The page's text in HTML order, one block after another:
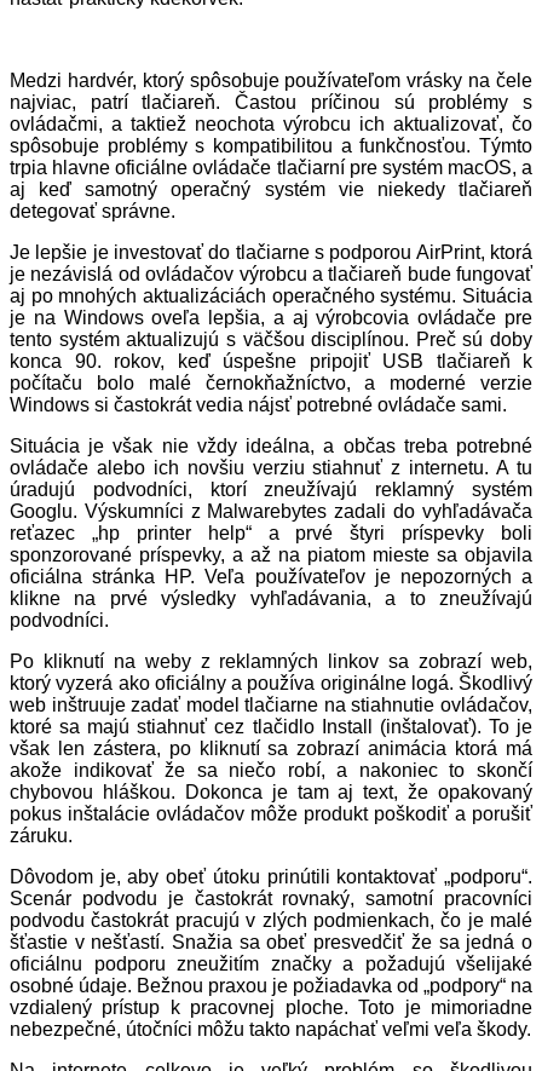
Medzi hardvér, ktorý spôsobuje používateľom vrásky na čele
najviac, patrí tlačiareň. Častou príčinou sú problémy s
ovládačmi, a taktiež neochota výrobcu ich aktualizovať, čo
spôsobuje problémy s kompatibilitou a funkčnosťou. Týmto
trpia hlavne oficiálne ovládače tlačiarní pre systém macOS, a
aj keď samotný operačný systém vie niekedy tlačiareň
detegovať správne.
Je lepšie je investovať do tlačiarne s podporou AirPrint, ktorá
je nezávislá od ovládačov výrobcu a tlačiareň bude fungovať
aj po mnohých aktualizáciách operačného systému. Situácia
je na Windows oveľa lepšia, a aj výrobcovia ovládače pre
tento systém aktualizujú s väčšou disciplínou. Preč sú doby
konca 90. rokov, keď úspešne pripojiť USB tlačiareň k
počítaču bolo malé černokňažníctvo, a moderné verzie
Windows si častokrát vedia nájsť potrebné ovládače sami.
Situácia je však nie vždy ideálna, a občas treba potrebné
ovládače alebo ich novšiu verziu stiahnuť z internetu. A tu
úradujú podvodníci, ktorí zneužívajú reklamný systém
Googlu. Výskumníci z Malwarebytes zadali do vyhľadávača
reťazec „hp printer help“ a prvé štyri príspevky boli
sponzorované príspevky, a až na piatom mieste sa objavila
oficiálna stránka HP. Veľa používateľov je nepozorných a
klikne na prvé výsledky vyhľadávania, a to zneužívajú
podvodníci.
Po kliknutí na weby z reklamných linkov sa zobrazí web,
ktorý vyzerá ako oficiálny a používa originálne logá. Škodlivý
web inštruuje zadať model tlačiarne na stiahnutie ovládačov,
ktoré sa majú stiahnuť cez tlačidlo Install (inštalovať). To je
však len zástera, po kliknutí sa zobrazí animácia ktorá má
akože indikovať že sa niečo robí, a nakoniec to skončí
chybovou hláškou. Dokonca je tam aj text, že opakovaný
pokus inštalácie ovládačov môže produkt poškodiť a porušiť
záruku.
Dôvodom je, aby obeť útoku prinútili kontaktovať „podporu“.
Scenár podvodu je častokrát rovnaký, samotní pracovníci
podvodu častokrát pracujú v zlých podmienkach, čo je malé
šťastie v nešťastí. Snažia sa obeť presvedčiť že sa jedná o
oficiálnu podporu zneužitím značky a požadujú všelijaké
osobné údaje. Bežnou praxou je požiadavka od „podpory“ na
vzdialený prístup k pracovnej ploche. Toto je mimoriadne
nebezpečné, útočníci môžu takto napáchať veľmi veľa škody.